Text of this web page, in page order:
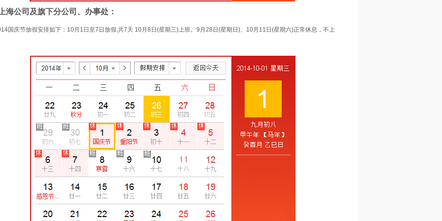
海公司及旗下分公司、办事处：
国庆节放假安排如下：10月1日至7日放假,共7天 10月8日(星期三)上班。9月28日(星期日)、10月11日(星期六)正常休息，不上